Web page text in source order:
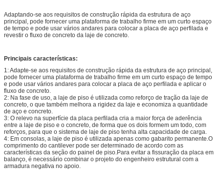
Adaptando-se aos requisitos de construção rápida da estrutura de aço
principal, pode fornecer uma plataforma de trabalho firme em um curto espaço
de tempo e pode usar vários andares para colocar a placa de aço perfilada e
revestir o fluxo de concreto da laje de concreto.
Principais características:
1: Adapte-se aos requisitos de construção rápida da estrutura de aço principal,
pode fornecer uma plataforma de trabalho firme em um curto espaço de tempo
e pode usar vários andares para colocar a placa de aço perfilada e aplicar o
fluxo de concreto.
2: Na fase de uso, a laje de piso é utilizada como reforço de tração da laje de
concreto, o que também melhora a rigidez da laje e economiza a quantidade
de aço e concreto.
3: O relevo na superfície da placa perfilada cria a maior força de aderência
entre a laje de piso e o concreto, de forma que os dois formem um todo, com
reforços, para que o sistema de laje de piso tenha alta capacidade de carga.
4: Em consolas, a laje de piso é utilizada apenas como gabarito permanente.O
comprimento do cantilever pode ser determinado de acordo com as
características da seção do painel de piso.Para evitar a fissuração da placa em
balanço, é necessário combinar o projeto do engenheiro estrutural com a
armadura negativa no apoio.